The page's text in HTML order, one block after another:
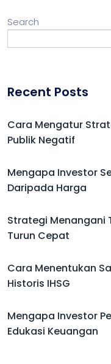
Search
Recent Posts
Cara Mengatur
Publik Negatif
Mengapa Investor
Daripada Harga
Strategi Menangani
Turun Cepat
Cara Menentukan
Historis IHSG
Mengapa Investor
Edukasi Keuangan